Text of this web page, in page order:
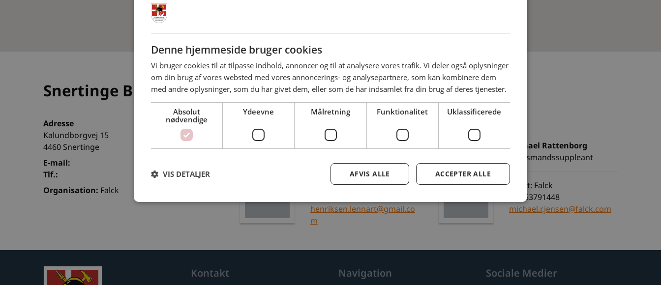
Snertinge Brandvæsen
Adresse
Kalundborgvej 15
4460 Snertinge
E-mail:
Tlf.:
Organisation: Falck
Administration
Ansat: Falck
henriksen.lennart@gmail.co
m
Michael Rattenborg
Tillidsmandssuppleant
Ansat: Falck
Tlf.: 53791448
michael.r.jensen@falck.com
Kontakt Navigation Sociale Medier
Denne hjemmeside bruger cookies
Vi bruger cookies til at tilpasse indhold, annoncer og til at analysere vores trafik. Vi deler også oplysninger
om din brug af vores websted med vores annoncerings- og analysepartnere, som kan kombinere dem
med andre oplysninger, som du har givet dem, eller som de har indsamlet fra din brug af deres tjenester.
Absolut
nødvendige
Ydeevne Målretning Funktionalitet Uklassificerede
ACCEPTER ALLE
AFVIS ALLE
VIS DETALJER